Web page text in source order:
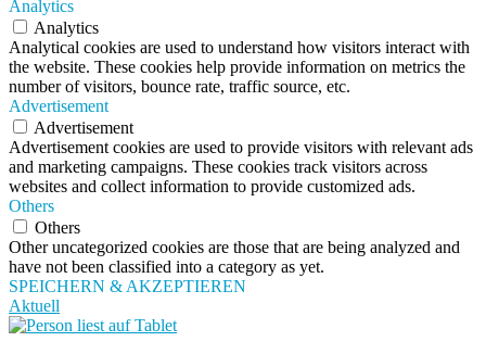
Analytics
Analytics
Analytical cookies are used to understand how visitors interact with
the website. These cookies help provide information on metrics the
number of visitors, bounce rate, traffic source, etc.
Advertisement
Advertisement
Advertisement cookies are used to provide visitors with relevant ads
and marketing campaigns. These cookies track visitors across
websites and collect information to provide customized ads.
Others
Others
Other uncategorized cookies are those that are being analyzed and
have not been classified into a category as yet.
SPEICHERN & AKZEPTIEREN
Aktuell